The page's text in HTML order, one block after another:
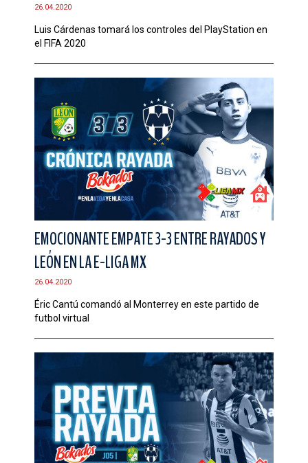
26.04.2020
Luis Cárdenas tomará los controles del PlayStation en
el FIFA 2020
EMOCIONANTE EMPATE 3-3 ENTRE RAYADOS Y
LEÓN EN LA E-LIGA MX
26.04.2020
Éric Cantú comandó al Monterrey en este partido de
futbol virtual